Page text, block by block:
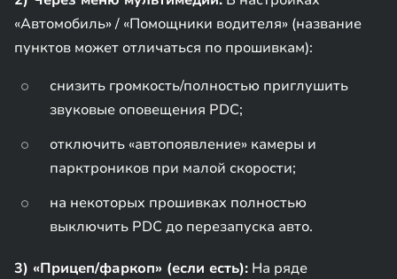
«Автомобиль» / «Помощники водителя» (название
пунктов может отличаться по прошивкам):
снизить громкость/полностью приглушить
звуковые оповещения PDC;
отключить «автопоявление» камеры и
парктроников при малой скорости;
на некоторых прошивках полностью
выключить PDC до перезапуска авто.
3) «Прицеп/фаркоп» (если есть): На ряде